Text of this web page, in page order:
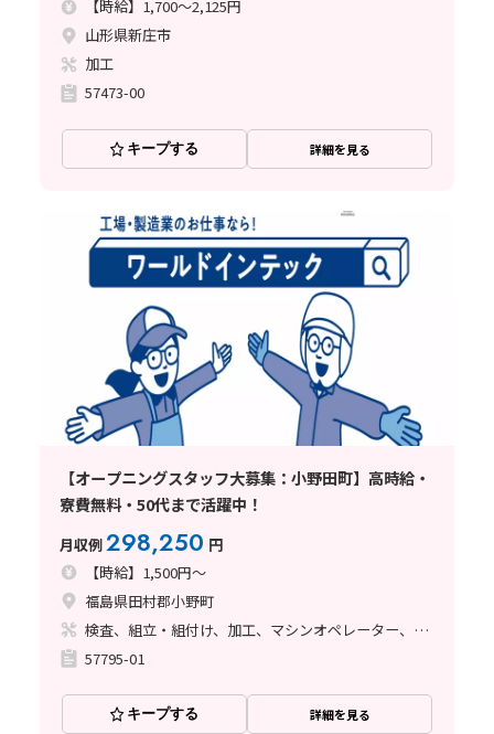
【時給】1,700～2,125円
山形県新庄市
加工
57473-00
キープする 詳細を見る
【オープニングスタッフ大募集：小野田町】高時給・
寮費無料・50代まで活躍中！
月収例298,250 円
【時給】1,500円～
福島県田村郡小野町
検査、組立・組付け、加工、マシンオペレーター、清掃・洗浄
57795-01
キープする 詳細を見る